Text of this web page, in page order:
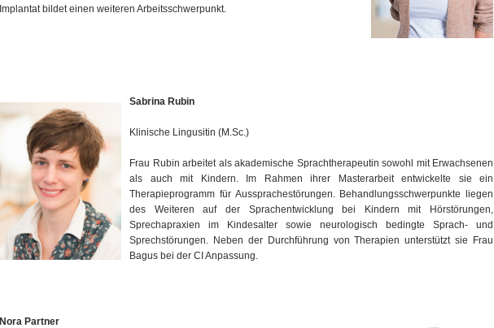
Implantat bildet einen weiteren Arbeitsschwerpunkt.
Sabrina Rubin
Klinische Lingusitin (M.Sc.)
Frau Rubin arbeitet als akademische Sprachtherapeutin sowohl mit Erwachsenen
als auch mit Kindern. Im Rahmen ihrer Masterarbeit entwickelte sie ein
Therapieprogramm für Aussprachestörungen. Behandlungsschwerpunkte liegen
des Weiteren auf der Sprachentwicklung bei Kindern mit Hörstörungen,
Sprechapraxien im Kindesalter sowie neurologisch bedingte Sprach- und
Sprechstörungen. Neben der Durchführung von Therapien unterstützt sie Frau
Bagus bei der CI Anpassung.
Nora Partner